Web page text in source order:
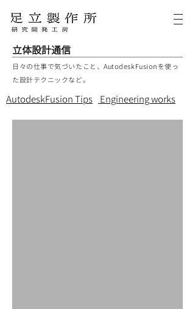
立体設計通信
日々の仕事で気づいたこと、AutodeskFusionを使っ
た設計テクニックなど。
AutodeskFusion Tips Engineering works